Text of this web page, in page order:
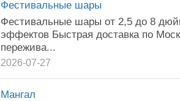
Фестивальные шары
Фестивальные шары от 2,5 до 8
эффектов Быстрая доставка по
пережива...
2026-07-27
Мангал